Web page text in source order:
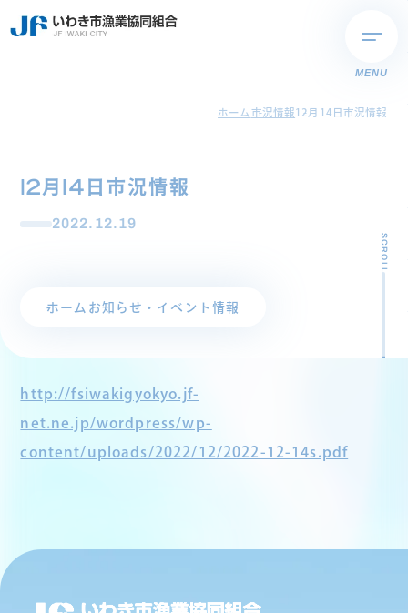
MENU
ホーム 市況情報12月14日市況情報
12月14日市況情報
2022.12.19
ホーム お知らせ・イベント情報
SCROLL
http://fsiwakigyokyo.jf-
net.ne.jp/wordpress/wp-
content/uploads/2022/12/2022-12-14s.pdf